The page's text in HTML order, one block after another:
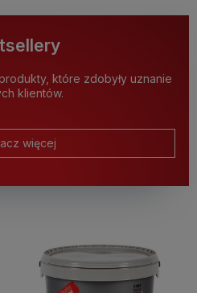
które zdobyły uznanie
klientów.
więcej